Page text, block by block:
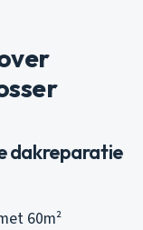
dakreparatie
60m²